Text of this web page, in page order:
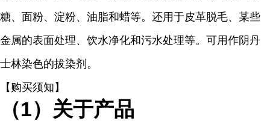
糖、面粉、淀粉、油脂和蜡等。还用于皮革脱毛、某些
金属的表面处理、饮水净化和污水处理等。可用作阴丹
士林染色的拔染剂。
【购买须知】
（1）关于产品